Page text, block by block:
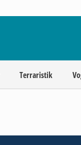
Terraristik